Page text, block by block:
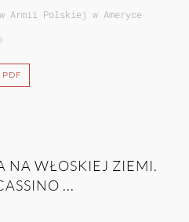
Armii Polskiej w Ameryce
NA WŁOSKIEJ ZIEMI.
...